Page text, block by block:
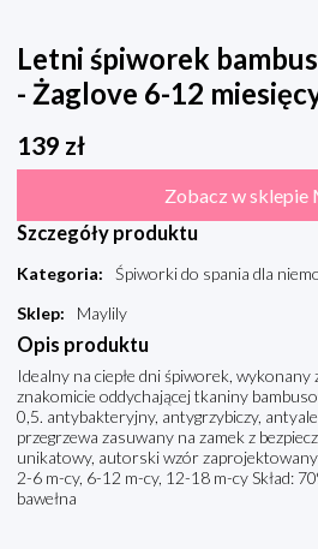
Letni śpiworek
- Żaglove 6-12
139 zł
Zobacz w sklepie
Szczegóły produktu
Kategoria:
Śpiworki do spania dla
Sklep: Maylily
Opis produktu
Idealny na ciepłe dni śpiworek, wykonany
znakomicie oddychającej tkaniny
0,5. antybakteryjny, antygrzybiczy,
przegrzewa zasuwany na zamek z
unikatowy, autorski wzór
2-6 m-cy, 6-12 m-cy, 12-18 m-cy Skład:
bawełna